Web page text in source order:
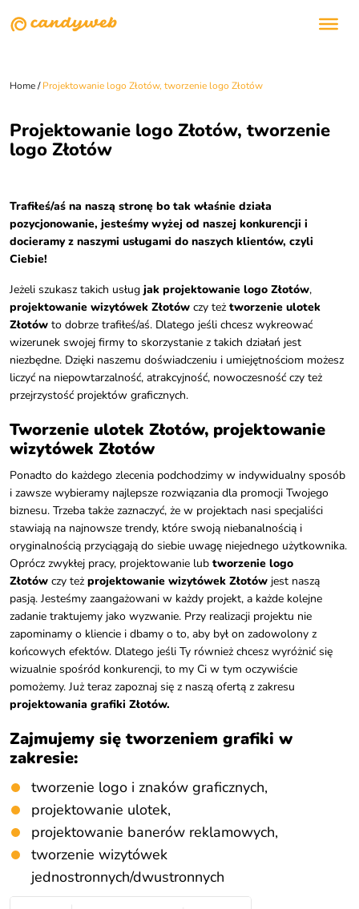
Home/Projektowanie logo Złotów, tworzenie logo Złotów
Projektowanie logo Złotów, tworzenie
logo Złotów
Trafiłeś/aś na naszą stronę bo tak właśnie działa
pozycjonowanie, jesteśmy wyżej od naszej konkurencji i
docieramy z naszymi usługami do naszych klientów, czyli
Ciebie!
Jeżeli szukasz takich usług jak projektowanie logo Złotów,
projektowanie wizytówek Złotów czy też tworzenie ulotek
Złotów to dobrze trafiłeś/aś. Dlatego jeśli chcesz wykreować
wizerunek swojej firmy to skorzystanie z takich działań jest
niezbędne. Dzięki naszemu doświadczeniu i umiejętnościom możesz
liczyć na niepowtarzalność, atrakcyjność, nowoczesność czy też
przejrzystość projektów graficznych.
Tworzenie ulotek Złotów, projektowanie
wizytówek Złotów
Ponadto do każdego zlecenia podchodzimy w indywidualny sposób
i zawsze wybieramy najlepsze rozwiązania dla promocji Twojego
biznesu. Trzeba także zaznaczyć, że w projektach nasi specjaliści
stawiają na najnowsze trendy, które swoją niebanalnością i
oryginalnością przyciągają do siebie uwagę niejednego użytkownika.
Oprócz zwykłej pracy, projektowanie lub tworzenie logo
Złotów czy też projektowanie wizytówek Złotów jest naszą
pasją. Jesteśmy zaangażowani w każdy projekt, a każde kolejne
zadanie traktujemy jako wyzwanie. Przy realizacji projektu nie
zapominamy o kliencie i dbamy o to, aby był on zadowolony z
końcowych efektów. Dlatego jeśli Ty również chcesz wyróżnić się
wizualnie spośród konkurencji, to my Ci w tym oczywiście
pomożemy. Już teraz zapoznaj się z naszą ofertą z zakresu
projektowania grafiki Złotów.
Zajmujemy się tworzeniem grafiki w
zakresie:
tworzenie logo i znaków graficznych,
projektowanie ulotek,
projektowanie banerów reklamowych,
tworzenie wizytówek
jednostronnych/dwustronnych